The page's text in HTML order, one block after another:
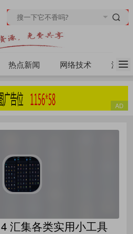
热点新闻 网络技术 源码
汇集各类实用小工具